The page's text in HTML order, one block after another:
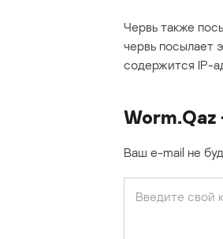
Червь также
червь посылает
содержится IP-
Worm.Qaz
Ваш e-mail не